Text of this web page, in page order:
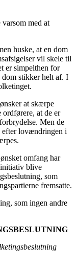
med at
huske, at en dom
vil skele til
er simpelthen for
dom stikker helt af. I
at skærpe
ordførere, at de er
Men de
efter lovændringen i
omfang har
blive
som
fremsatte.
som ingen andre